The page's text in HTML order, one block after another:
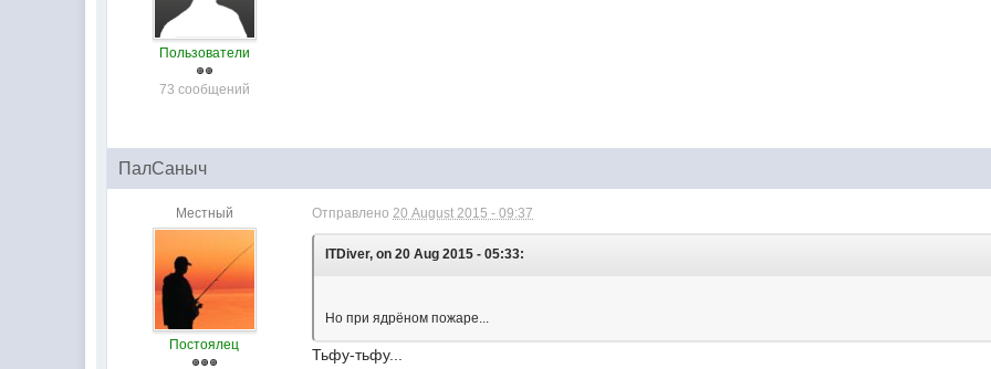
Пользователи
73 сообщений
ПалСаныч
Местный
Постоялец
Отправлено20 August 2015 - 09:37
ITDiver, on 20 Aug 2015 - 05:33:
Но при ядрёном пожаре...
Тьфу-тьфу...